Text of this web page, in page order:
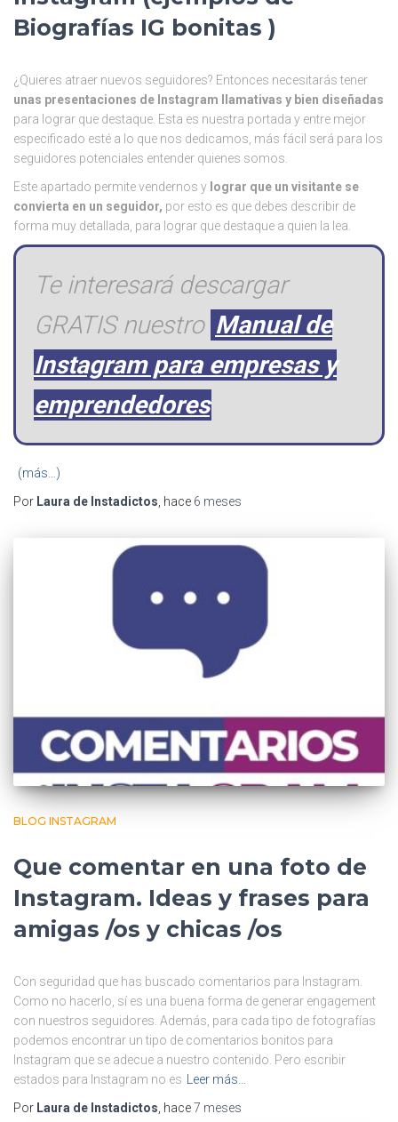
Biografías IG bonitas )
¿Quieres atraer nuevos seguidores? Entonces necesitarás tener
unas presentaciones de Instagram
llamativas y bien diseñadas
para lograr que destaque. Esta es nuestra portada y entre mejor
especificado esté a lo que nos dedicamos, más fácil será para los
seguidores potenciales entender quienes somos.
Este apartado permite vendernos y lograr que un visitante se
convierta en un seguidor, por esto es que debes describir de
forma muy detallada, para lograr que destaque a quien la lea.
Te interesará descargar
GRATIS nuestro Manual de
Instagram para empresas y
emprendedores
(más…)
Por Laura de Instadictos , hace 6 meses
BLOG INSTAGRAM
Que comentar en una foto de
Instagram. Ideas y frases para
amigas /os y chicas /os
Con seguridad que has buscado comentarios para Instagram.
Como no hacerlo, sí es una buena forma de generar engagement
con nuestros seguidores. Además, para cada tipo de fotografías
podemos encontrar un tipo de comentarios bonitos para
Instagram que se adecue a nuestro contenido. Pero escribir
estados para Instagram no es
Leer más…
Por Laura de Instadictos , hace7 meses